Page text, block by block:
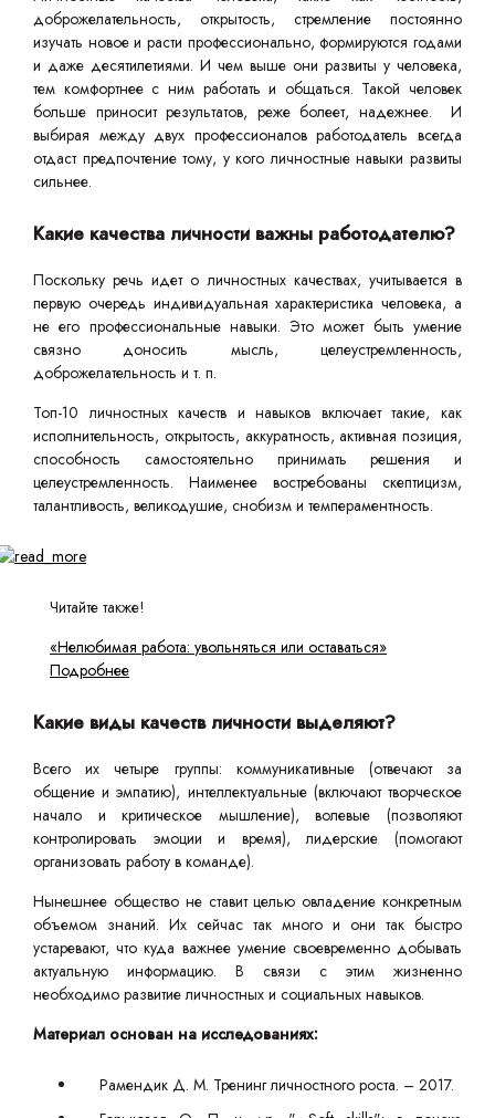
доброжелательность, открытость, стремление постоянно
изучать новое и расти профессионально, формируются годами
и даже десятилетиями. И чем выше они развиты у человека,
тем комфортнее с ним работать и общаться. Такой человек
больше приносит результатов, реже болеет, надежнее. И
выбирая между двух профессионалов работодатель всегда
отдаст предпочтение тому, у кого личностные навыки развиты
сильнее.
Какие качества личности важны работодателю?
Поскольку речь идет о личностных качествах, учитывается в
первую очередь индивидуальная характеристика человека, а
не его профессиональные навыки. Это может быть умение
связно доносить мысль, целеустремленность,
доброжелательность и т. п.
Топ-10 личностных качеств и навыков включает такие, как
исполнительность, открытость, аккуратность, активная позиция,
способность самостоятельно принимать решения и
целеустремленность. Наименее востребованы скептицизм,
талантливость, великодушие, снобизм и темпераментность.
Читайте также!
«Нелюбимая работа: увольняться или оставаться»
Подробнее
Какие виды качеств личности выделяют?
Всего их четыре группы: коммуникативные (отвечают за
общение и эмпатию), интеллектуальные (включают творческое
начало и критическое мышление), волевые (позволяют
контролировать эмоции и время), лидерские (помогают
организовать работу в команде).
Нынешнее общество не ставит целью овладение конкретным
объемом знаний. Их сейчас так много и они так быстро
устаревают, что куда важнее умение своевременно добывать
актуальную информацию. В связи с этим жизненно
необходимо развитие личностных и социальных навыков.
Материал основан на исследованиях:
Рамендик Д. М. Тренинг личностного роста. – 2017.